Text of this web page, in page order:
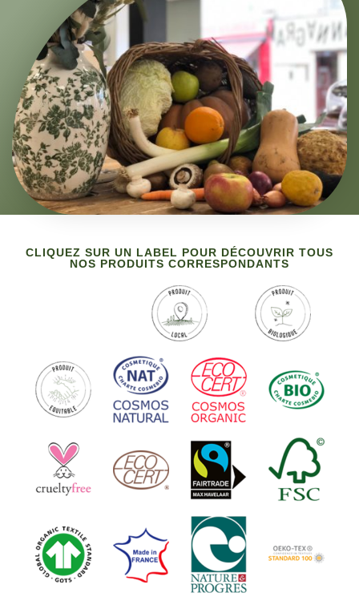
CLIQUEZ SUR UN LABEL POUR DÉCOUVRIR TOUS
NOS PRODUITS CORRESPONDANTS